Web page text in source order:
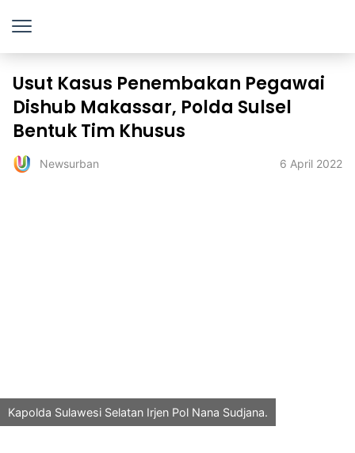
Usut Kasus Penembakan Pegawai
Dishub Makassar, Polda Sulsel
Bentuk Tim Khusus
Newsurban 6 April 2022
Kapolda Sulawesi Selatan Irjen Pol Nana Sudjana.